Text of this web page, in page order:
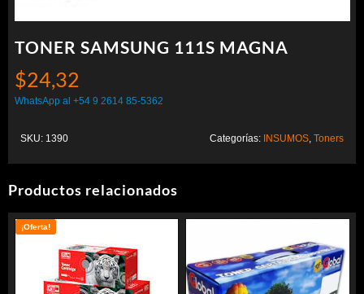
TONER SAMSUNG 111S MAGNA
$24,32
WhatsApp al +54 9 2614 85-5362
SKU: 1390 Categorías: INSUMOS Toners
Productos relacionados
¡Oferta!